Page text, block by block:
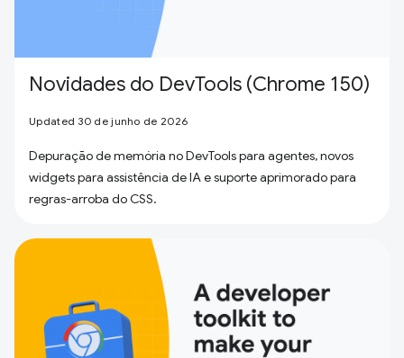
Novidades do DevTools (Chrome 150)
Updated 30 de junho de 2026
Depuração de memória no DevTools para agentes, novos
widgets para assistência de IA e suporte aprimorado para
regras-arroba do CSS.